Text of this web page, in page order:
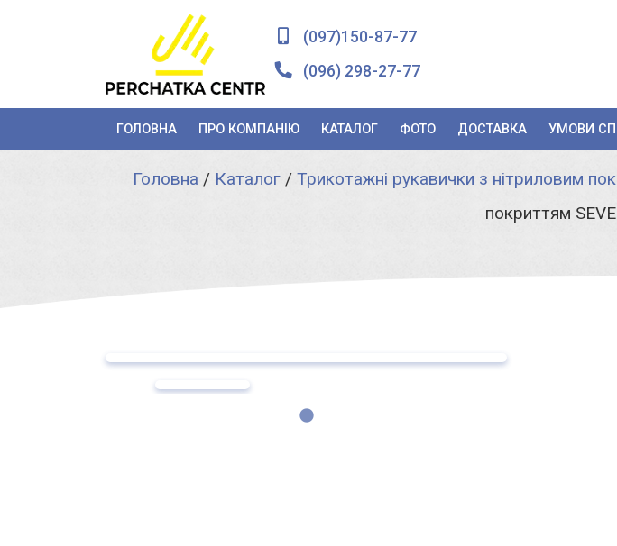
(097)150-87-77
(096) 298-27-77
ГОЛОВНА ПРО КОМПАНІЮ КАТАЛОГ ФОТО ДОСТАВКА УМОВИ
Головна / Каталог / Трикотажні рукавички з нітриловим
покриттям